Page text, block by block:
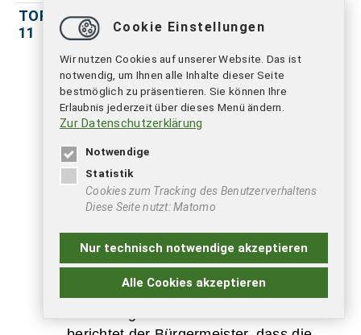
TOP
11
Anträge und Anfragen
Ratsherr Romaker fragt Herrn
Warnecke, ob die ganze Planung
betroffen ist, wenn das private
Grundstück nicht zur Verfügung steht.
Herr Warnecke bejaht diese Anfrage.
Weiterhin bemängelt er, dass die
Entscheidung über den
Bebauungsplan so schnell getroffen
wurde und nicht noch einmal darüber
nachgedacht wurde.
Cookie Einstellungen
Wir nutzen Cookies auf unserer Website. Das ist
notwendig, um Ihnen alle Inhalte dieser Seite
bestmöglich zu präsentieren. Sie können Ihre
Erlaubnis jederzeit über dieses Menü ändern.
Zur Datenschutzerklärung
Notwendige
Statistik
Cookies zum Tracking des Benutzerverhaltens
Diese Seite nutzt: Matomo
Nur technisch notwendige akzeptieren
Alle Cookies akzeptieren